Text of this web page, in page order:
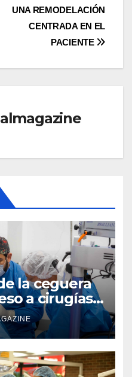
UNA REMODELACIÓN
CENTRADA EN EL
PACIENTE
la ceguera
a cirugías